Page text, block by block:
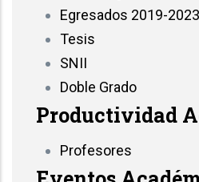
Egresados 2019-2023
Tesis
SNII
Doble Grado
Productividad
Profesores